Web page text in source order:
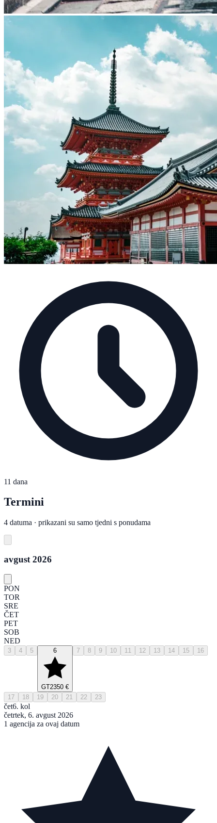
11 dana
Termini
4 datuma · prikazani su samo tjedni s ponudama
avgust 2026
PON
TOR
SRE
ČET
PET
SOB
NED
3 4 5 6
GT2350 €
7 8 9 10 11 12 13 14 15 16
17 18 19 20 21 22 23
čet6. kol
četrtek, 6. avgust 2026
1 agencija za ovaj datum